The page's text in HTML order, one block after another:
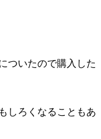
ついたので購入した
しろくなることもあ